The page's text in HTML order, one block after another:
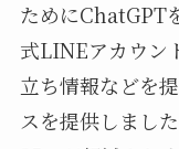
ためにChatGPT
式LINEアカウン
立ち情報などを
スを提供しまし